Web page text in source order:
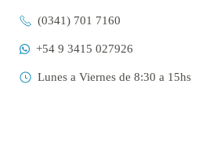
(0341) 701 7160
+54 9 3415 027926
Lunes a Viernes de 8:30 a 15hs